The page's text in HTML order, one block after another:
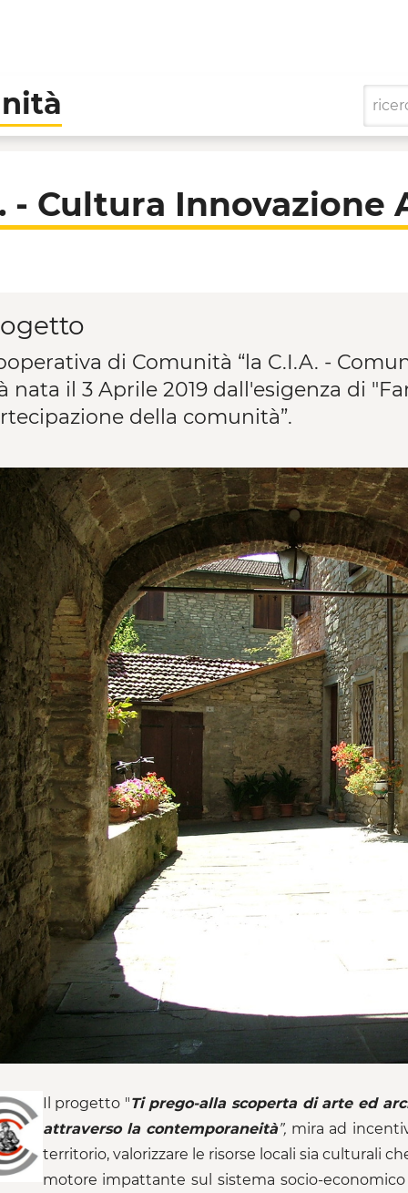
Ambiente -
- Cultura Innovazione
di Comunità “la C.I.A. -
nata il 3 Aprile 2019 dall'esigenza di
della comunità”.
Il progetto "Ti prego-alla scoperta di arte ed
attraverso la contemporaneità”, mira ad
territorio, valorizzare le risorse locali sia culturali
motore impattante sul sistema socio-